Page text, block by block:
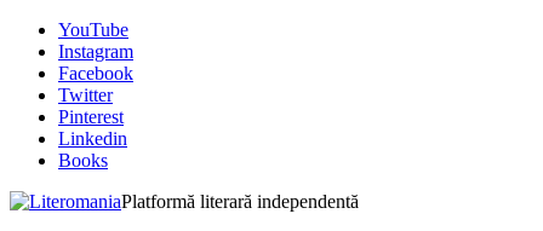
YouTube
Instagram
Facebook
Twitter
Pinterest
Linkedin
Books
Platformă literară independentă